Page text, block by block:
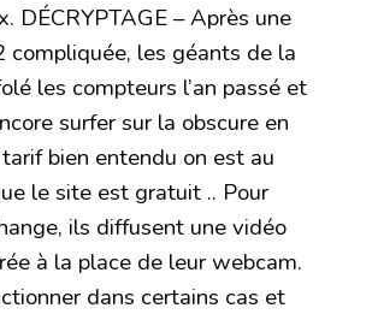
DÉCRYPTAGE – Après une
compliquée, les géants de la
les compteurs l’an passé et
surfer sur la obscure en
bien entendu on est au
le site est gratuit .. Pour
ils diffusent une vidéo
à la place de leur webcam.
dans certains cas et